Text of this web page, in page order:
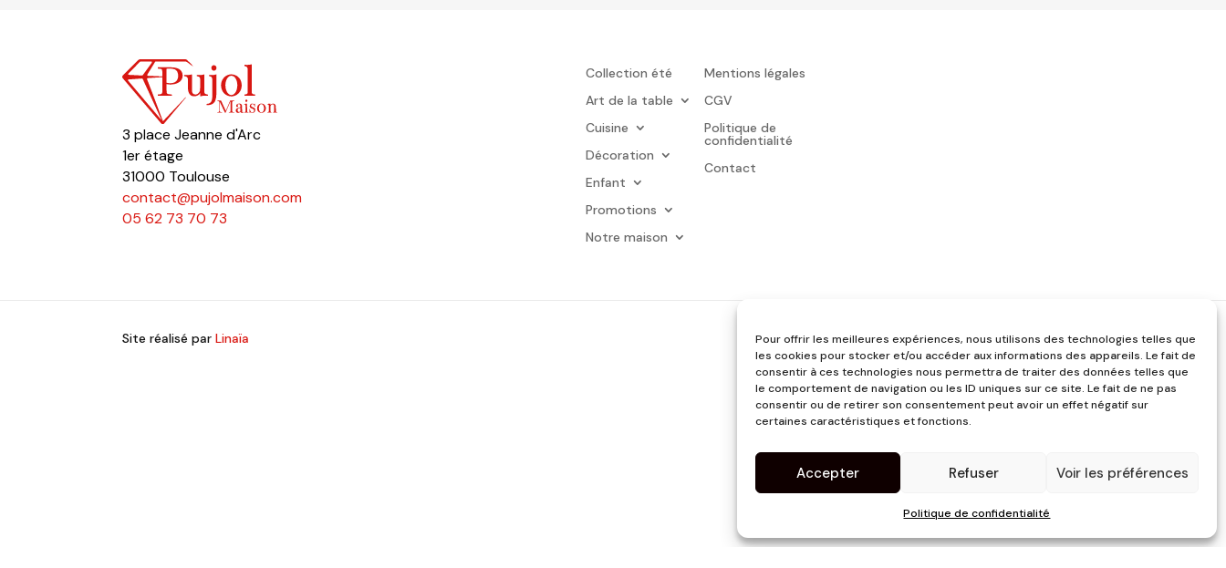
Pour offrir les meilleures expériences, nous utilisons des technologies telles que
les cookies pour stocker et/ou accéder aux informations des appareils. Le fait de
consentir à ces technologies nous permettra de traiter des données telles que
le comportement de navigation ou les ID uniques sur ce site. Le fait de ne pas
consentir ou de retirer son consentement peut avoir un effet négatif sur
certaines caractéristiques et fonctions.
Accepter Refuser Voir les préférences
Politique de confidentialité
3 place Jeanne d'Arc
1er étage
31000 Toulouse
contact@pujolmaison.com
05 62 73 70 73
Collection été
Art de la table
Cuisine
Décoration
Enfant
Promotions
Notre maison
Mentions légales
CGV
Politique de
confidentialité
Contact
Site réalisé parLinaïa